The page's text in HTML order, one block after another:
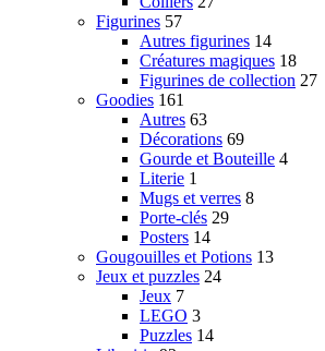
Figurines 57
Autres figurines 14
Créatures magiques 18
Figurines de collection 27
Goodies 161
Autres 63
Décorations 69
Gourde et Bouteille 4
Literie 1
Mugs et verres 8
Porte-clés 29
Posters 14
Gougouilles et Potions 13
Jeux et puzzles 24
Jeux 7
LEGO 3
Puzzles 14